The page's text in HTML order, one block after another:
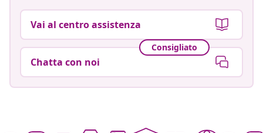
Vai al centro assistenza
Consigliato
Chatta con noi